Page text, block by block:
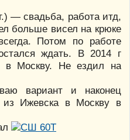
— свадьба, работа итд,
больше висел на крюке
Потом по работе
ждать. В 2014 г
в Москву. Не ездил на
вариант и наконец
из Ижевска в Москву в